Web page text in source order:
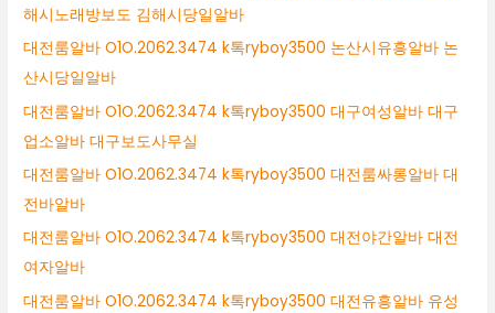
해시노래방보도 김해시당일알바
대전룸알바 O1O.2062.3474 k톡ryboy3500 논산시유흥알바 논
산시당일알바
대전룸알바 O1O.2062.3474 k톡ryboy3500 대구여성알바 대구
업소알바 대구보도사무실
대전룸알바 O1O.2062.3474 k톡ryboy3500 대전룸싸롱알바 대
전바알바
대전룸알바 O1O.2062.3474 k톡ryboy3500 대전야간알바 대전
여자알바
대전룸알바 O1O.2062.3474 k톡ryboy3500 대전유흥알바 유성